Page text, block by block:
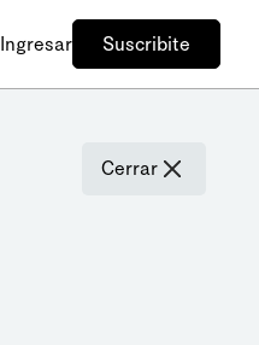
Ingresar Suscribite
Cerrar